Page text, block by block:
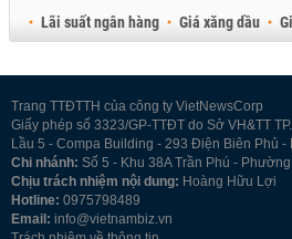
Lãi suất ngân hàng
Giá xăng dầu
Trang TTĐTTH của công ty VietNewsCorp
Giấy phép số 3323/GP-TTĐT do Sở VH&TT
Lầu 5 - Compa Building - 293 Điện Biên Phủ -
Chi nhánh: Số 5 - Khu 38A Trần Phú -
Chịu trách nhiệm nội dung: Hoàng Hữu Lợi
Hotline: 0975798489
Email: info@vietnambiz.vn